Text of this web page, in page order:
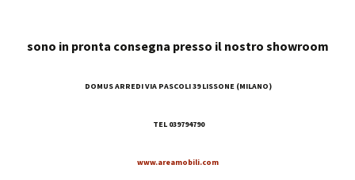
sono in pronta consegna presso il nostro showroom
DOMUS ARREDI VIA PASCOLI 39 LISSONE (MILANO)
TEL 039794790
www.areamobili.com